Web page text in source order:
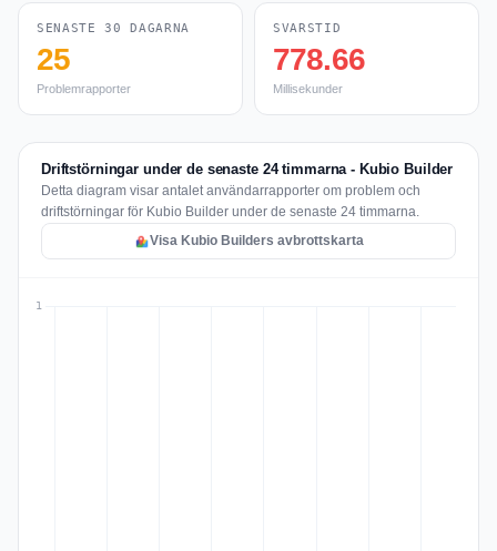
SENASTE 30 DAGARNA
25
Problemrapporter
SVARSTID
778.66
Millisekunder
Driftstörningar under de senaste 24 timmarna - Kubio Builder
Detta diagram visar antalet användarrapporter om problem och
driftstörningar för Kubio Builder under de senaste 24 timmarna.
Visa Kubio Builders avbrottskarta